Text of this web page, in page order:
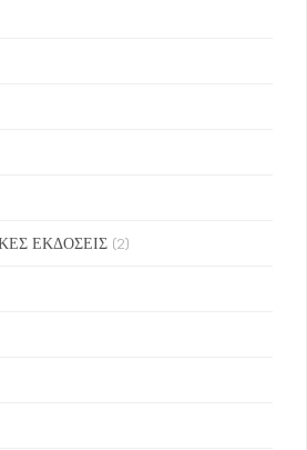
ΕΚΔΟΣΕΙΣ (2)